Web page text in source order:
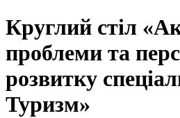
Круглий стіл
проблеми та
розвитку
Туризм»